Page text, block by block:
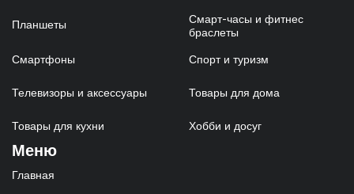
Планшеты
Смарт-часы и фитнес
браслеты
Смартфоны Спорт и туризм
Телевизоры и аксессуары Товары для дома
Товары для кухни Хобби и досуг
Меню
Главная